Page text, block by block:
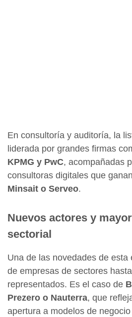
En consultoría y auditoría, la
liderada por grandes firmas
KPMG y PwC, acompañadas
consultoras digitales que
Minsait o Serveo.
Nuevos actores y
sectorial
Una de las novedades de esta
de empresas de sectores
representados. Es el caso de
Prezero o Nauterra, que
apertura a modelos de